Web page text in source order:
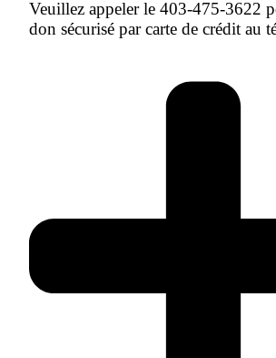
Veuillez appeler le 403-475-3622
don sécurisé par carte de crédit au